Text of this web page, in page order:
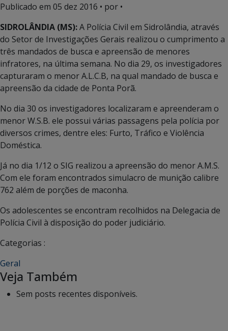
Publicado em 05 dez 2016 • por •
SIDROLÂNDIA (MS):A Polícia Civil em Sidrolândia, através
do Setor de Investigações Gerais realizou o cumprimento a
três mandados de busca e apreensão de menores
infratores, na última semana. No dia 29, os investigadores
capturaram o menor A.L.C.B, na qual mandado de busca e
apreensão da cidade de Ponta Porã.
No dia 30 os investigadores localizaram e apreenderam o
menor W.S.B. ele possui várias passagens pela polícia por
diversos crimes, dentre eles: Furto, Tráfico e Violência
Doméstica.
Já no dia 1/12 o SIG realizou a apreensão do menor A.M.S.
Com ele foram encontrados simulacro de munição calibre
762 além de porções de maconha.
Os adolescentes se encontram recolhidos na Delegacia de
Polícia Civil à disposição do poder judiciário.
Categorias :
Geral
Veja Também
Sem posts recentes disponíveis.